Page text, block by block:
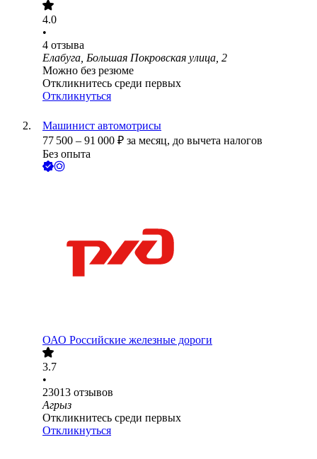
4.0
•
4 отзыва
Елабуга, Большая Покровская улица, 2
Можно без резюме
Откликнитесь среди первых
Откликнуться
Машинист автомотрисы
77 500 – 91 000 ₽ за месяц, до вычета налогов
Без опыта
ОАО Российские железные дороги
3.7
•
23013 отзывов
Агрыз
Откликнитесь среди первых
Откликнуться